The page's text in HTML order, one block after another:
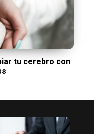
tu cerebro con